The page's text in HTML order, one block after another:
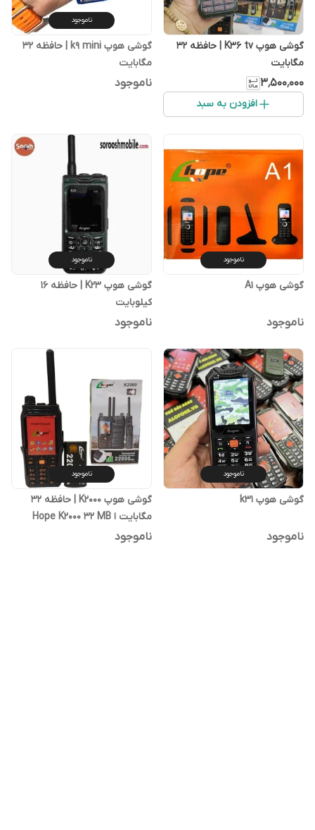
گوشی هوپ K36 tv | حافظه 32
مگابایت
۳٬۵۰۰٬۰۰۰
افزودن به سبد
ناموجود
گوشی هوپ k9 mini | حافظه 32
مگابایت
ناموجود
ناموجود
گوشی هوپ A1
ناموجود
ناموجود
گوشی هوپ K23 | حافظه 16
کیلوبایت
ناموجود
ناموجود
گوشی هوپ k31
ناموجود
ناموجود
گوشی هوپ K2000 | حافظه 32
مگابایت ا Hope K2000 32 MB
ناموجود